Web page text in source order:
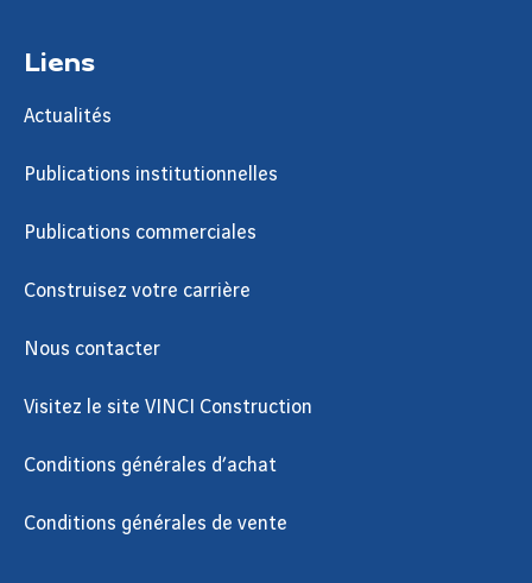
Liens
Actualités
Publications institutionnelles
Publications commerciales
Construisez votre carrière
Nous contacter
Visitez le site VINCI Construction
Conditions générales d’achat
Conditions générales de vente